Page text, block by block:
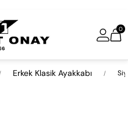
0
Erkek Klasik Ayakkabı